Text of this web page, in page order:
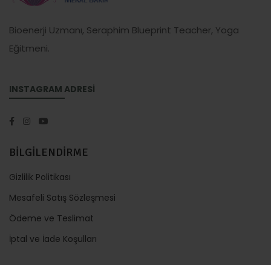
Bioenerji Uzmanı, Seraphim Blueprint Teacher, Yoga
Eğitmeni.
INSTAGRAM ADRESİ
BİLGİLENDİRME
Gizlilik Politikası
Mesafeli Satış Sözleşmesi
Ödeme ve Teslimat
İptal ve İade Koşulları